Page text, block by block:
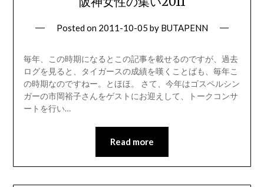
Posted on 2011-10-05 by BUTAPENN
毎年、この時期になるとこの記事を載せるのですが、過去
ログを見ると、タイガースの成績を嘆くことばも、毎年こ
の時期なのですねー。とほほ。 さて、今年はゴスペルシン
ガーの市岡裕子さんをゲストにお迎えして、トークコンサ
ートを行い…
Read more